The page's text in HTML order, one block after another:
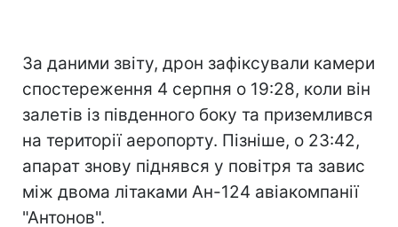
За даними звіту, дрон зафіксували камери
спостереження 4 серпня о 19:28, коли він
залетів із південного боку та приземлився
на території аеропорту. Пізніше, о 23:42,
апарат знову піднявся у повітря та завис
між двома літаками Ан-124 авіакомпанії
"Антонов".